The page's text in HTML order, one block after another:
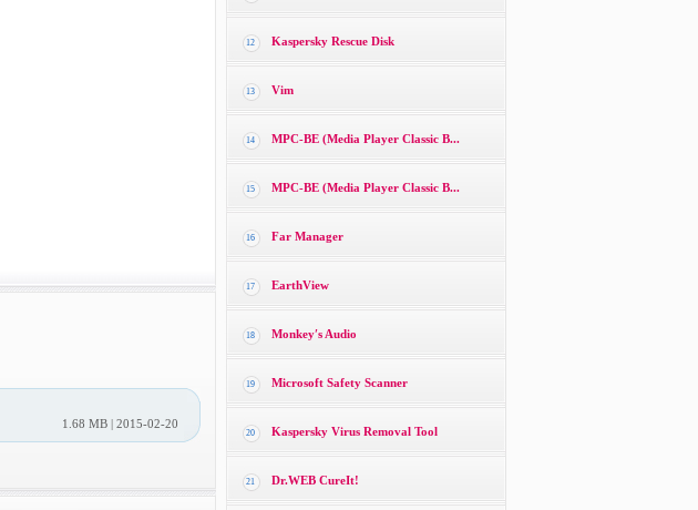
1.68 MB | 2015-02-20
12 Kaspersky Rescue Disk
13 Vim
14 MPC-BE (Media Player Classic B...
15 MPC-BE (Media Player Classic B...
16 Far Manager
17 EarthView
18 Monkey′s Audio
19 Microsoft Safety Scanner
20 Kaspersky Virus Removal Tool
21 Dr.WEB CureIt!